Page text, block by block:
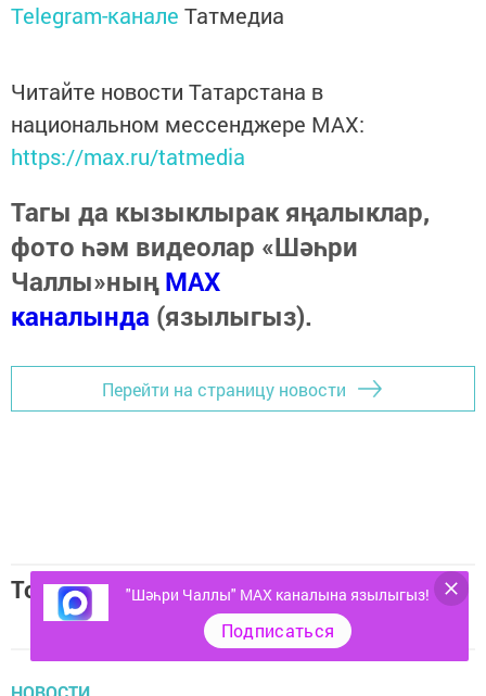
Telegram-канале Татмедиа
Читайте новости Татарстана в
национальном мессенджере MАХ:
https://max.ru/tatmedia
Тагы да кызыклырак яңалыклар,
фото һәм видеолар «Шәһри
Чаллы»ныңMAX
каналында (язылыгыз).
Перейти на страницу новости
Топ 5 новостей"Шәһри Чаллы" MAX каналына язылыгыз!
Подписаться